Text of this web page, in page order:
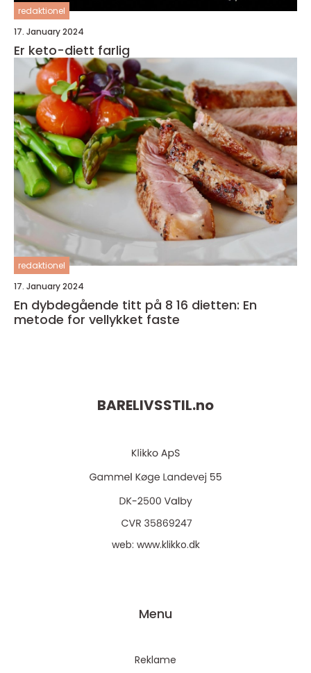
redaktionel
17. January 2024
Er keto-diett farlig
redaktionel
17. January 2024
En dybdegående titt på 8 16 dietten: En
metode for vellykket faste
BARELIVSSTIL.no
web: www.klikko.dk
Menu
Reklame